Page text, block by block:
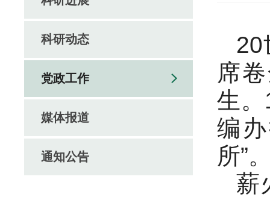
科研动态
党政工作
媒体报道
通知公告
20
席
生
编
所”
薪